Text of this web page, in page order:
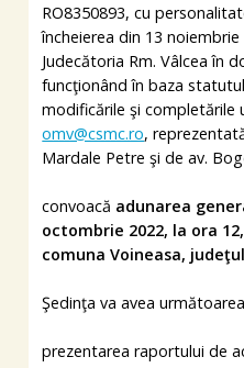
RO8350893, cu
încheierea din 13
Judecătoria Rm. Vâlcea în
funcţionând în baza
modificările şi completările
omv@csmc.ro,
Mardale Petre şi de av.
convoacă adunarea
octombrie 2022, la ora
comuna Voineasa,
Şedinţa va avea
prezentarea raportului de